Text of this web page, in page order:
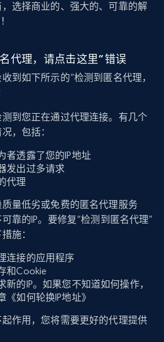
选择商业的、强大的、可靠的解
代理，请点击这里”错误
到如下所示的“检测到匿名代理，
到您正在通过代理连接。有几个
，包括：
者透露了您的IP地址
发出过多请求
代理
量低劣或免费的匿名代理服务
靠的IP。要修复“检测到匿名代理”
施：
连接的应用程序
和Cookie
新的IP。如果您不知道如何操作，
如何轮换IP地址》
作用，您将需要更好的代理提供